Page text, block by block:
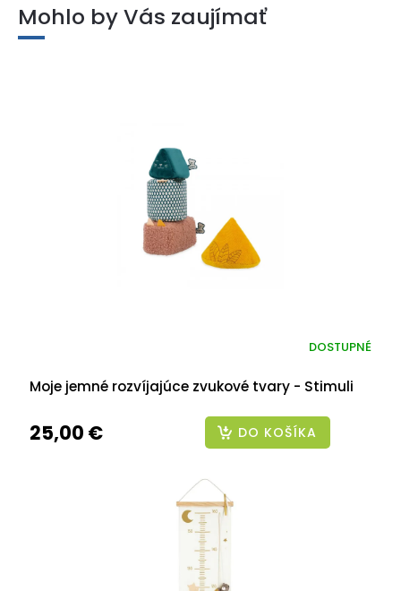
Mohlo by Vás zaujímať
Moje jemné rozvíjajúce zvukové tvary - Stimuli
DOSTUPNÉ
25,00 € DO KOŠÍKA